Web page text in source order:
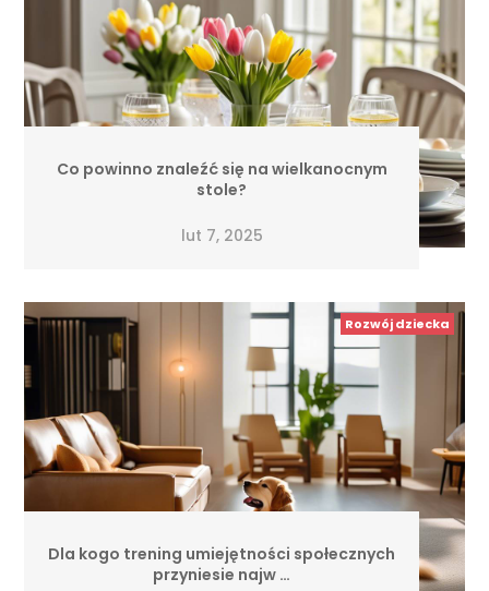
Co powinno znaleźć się na wielkanocnym
stole?
lut 7, 2025
Rozwój dziecka
Dla kogo trening umiejętności społecznych
przyniesie najw …